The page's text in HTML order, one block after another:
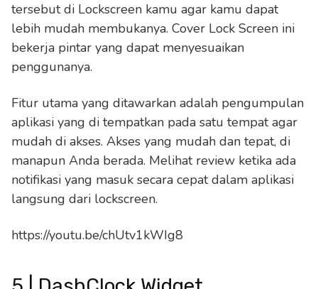
tersebut di Lockscreen kamu agar kamu dapat
lebih mudah membukanya. Cover Lock Screen ini
bekerja pintar yang dapat menyesuaikan
penggunanya.
Fitur utama yang ditawarkan adalah pengumpulan
aplikasi yang di tempatkan pada satu tempat agar
mudah di akses. Akses yang mudah dan tepat, di
manapun Anda berada. Melihat review ketika ada
notifikasi yang masuk secara cepat dalam aplikasi
langsung dari lockscreen.
https://youtu.be/chUtv1kWIg8